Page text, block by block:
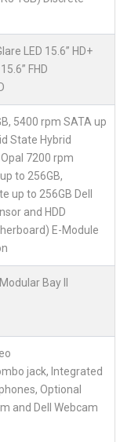
LED 15.6” HD+
FHD
5400 rpm SATA up
State Hybrid
Opal 7200 rpm
to 256GB,
up to 256GB Dell
and HDD
E-Module
Bay II
jack, Integrated
Optional
and Dell Webcam